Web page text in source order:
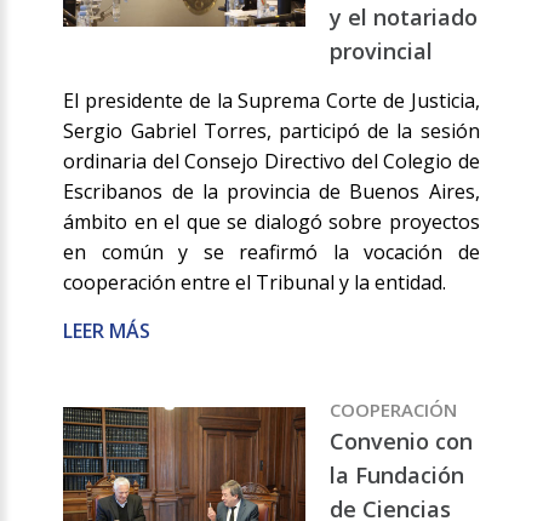
y el notariado
provincial
El presidente de la Suprema Corte de Justicia,
Sergio Gabriel Torres, participó de la sesión
ordinaria del Consejo Directivo del Colegio de
Escribanos de la provincia de Buenos Aires,
ámbito en el que se dialogó sobre proyectos
en común y se reafirmó la vocación de
cooperación entre el Tribunal y la entidad.
LEER MÁS
COOPERACIÓN
Convenio con
la Fundación
de Ciencias